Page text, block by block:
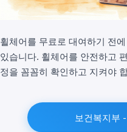
휠체어를 무료로 대여하기 전
있습니다. 휠체어를 안전하고
정을 꼼꼼히 확인하고 지켜야
보건복지부